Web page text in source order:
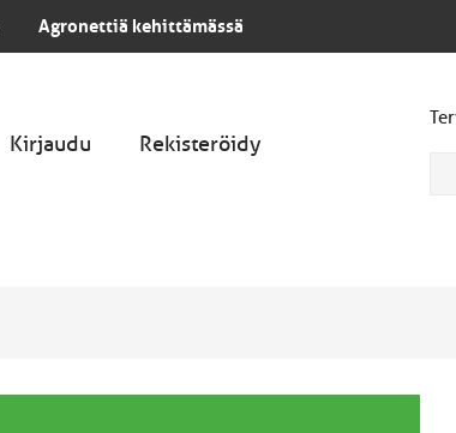
Agronettiä kehittämässä
Kirjaudu Rekisteröidy